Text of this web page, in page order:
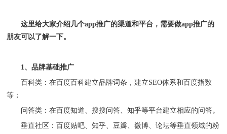
这里给大家介绍几个app推广的渠道和平台，需要做app推广的
朋友可以了解一下。
1、品牌基础推广
百科类：在百度百科建立品牌词条，建立SEO体系和百度指数
等；
问答类：在百度知道、搜搜问答、知乎等平台建立相应的问答。
垂直社区：百度贴吧、知乎、豆瓣、微博、论坛等垂直领域的粉